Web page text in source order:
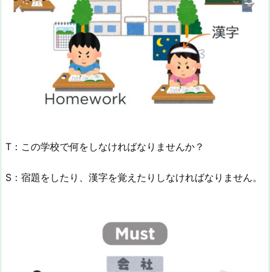
T：この学校で何をしなければなりませんか？
S：宿題をしたり、漢字を覚えたりしなければなりません。